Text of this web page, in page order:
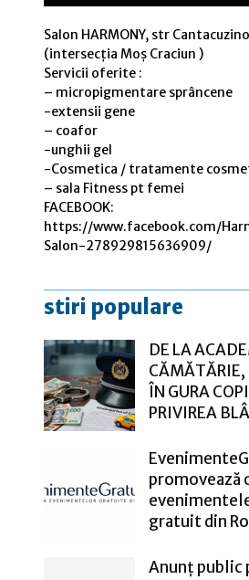
Salon HARMONY, str
(intersecția Moș Craciun )
Servicii oferite :
– micropigmentare sprâncene
-extensii gene
– coafor
-unghii gel
-Cosmetica / tratamente
– sala Fitness pt femei
FACEBOOK:
https://www.facebook.com/
Salon-278929815636909/
stiri populare
DE LA
CĂMĂTĂRIE,
ÎN GURA
PRIVIREA
promovează
gratuit din
Anunț public